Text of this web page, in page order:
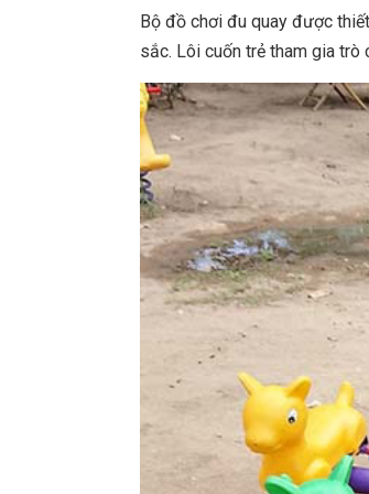
Bộ đồ chơi đu quay được
sắc. Lôi cuốn trẻ tham gia trò